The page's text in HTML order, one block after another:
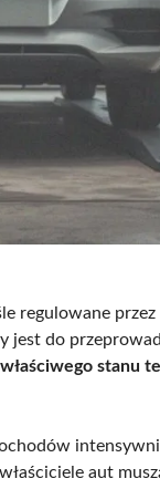
regulowane
jest do
właściwego stanu
aut